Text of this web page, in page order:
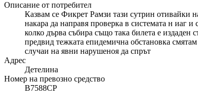
Описание от потребител
Казвам се Фикрет Рамзи тази сутрин отивайки
накара да направя проверка в системата н иаг
колко дърва събира също така билета е издаден
предвид тежката епидемична обстановка
случаи на явни нарушеноя да спрът
Адрес
Детелина
Номер на превозно средство
В7588СР